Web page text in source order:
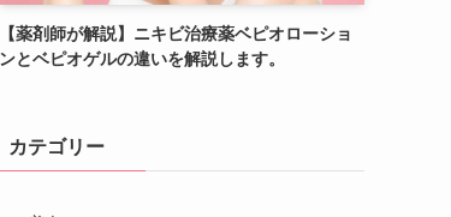
【薬剤師が解説】ニキビ治療薬ベピオローショ
ンとベピオゲルの違いを解説します。
カテゴリー